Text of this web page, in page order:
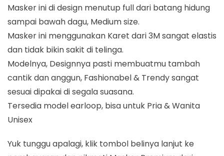
Masker ini di design menutup full dari batang hidung
sampai bawah dagu, Medium size.
Masker ini menggunakan Karet dari 3M sangat elastis
dan tidak bikin sakit di telinga.
Modelnya, Designnya pasti membuatmu tambah
cantik dan anggun, Fashionabel & Trendy sangat
sesuai dipakai di segala suasana.
Tersedia model earloop, bisa untuk Pria & Wanita
Unisex
Yuk tunggu apalagi, klik tombol belinya lanjut ke